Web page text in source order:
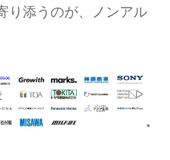
り添うのが、ノンアル